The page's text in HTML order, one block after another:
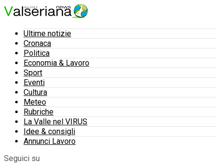
Ultime notizie
Cronaca
Politica
Economia & Lavoro
Sport
Eventi
Cultura
Meteo
Rubriche
La Valle nel VIRUS
Idee & consigli
Annunci Lavoro
Seguici su